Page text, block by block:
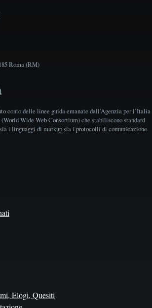
Roma (RM)
conto delle linee guida emanate dall’Agenzia per l’Italia
Wide Web Consortium) che stabiliscono standard
i linguaggi di markup sia i protocolli di comunicazione.
Elogi, Quesiti